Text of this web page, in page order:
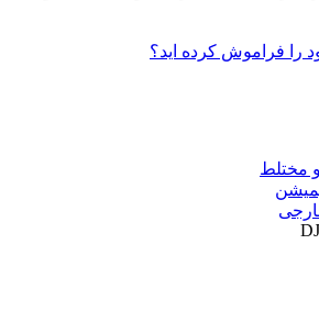
را فراموش کرده اید؟
مختلط